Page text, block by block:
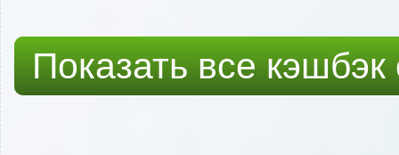
Показать все